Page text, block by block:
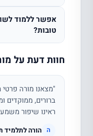
אפשר ללמוד
טובות?
חוות דעת על
"מצאנו מורה
ברורים, ממוקדים
ראינו שיפור
ה הורה לתלמיד